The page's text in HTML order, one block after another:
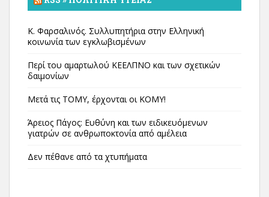
Κ. Φαρσαλινός. Συλλυπητήρια στην Ελληνική
κοινωνία των εγκλωβισμένων
Περί του αμαρτωλού ΚΕΕΛΠΝΟ και των σχετικών
δαιμονίων
Μετά τις ΤΟΜΥ, έρχονται οι ΚΟΜΥ!
Άρειος Πάγος: Ευθύνη και των ειδικευόμενων
γιατρών σε ανθρωποκτονία από αμέλεια
Δεν πέθανε από τα χτυπήματα